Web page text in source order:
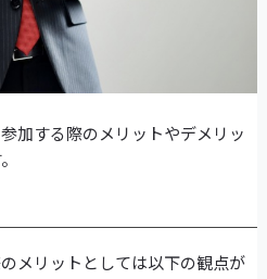
加する際のメリットやデメリッ
メリットとしては以下の観点が